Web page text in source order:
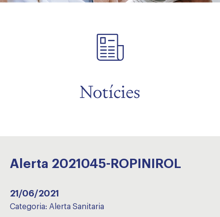
Notícies
Alerta 2021045-ROPINIROL
21/06/2021
Categoria: Alerta Sanitaria